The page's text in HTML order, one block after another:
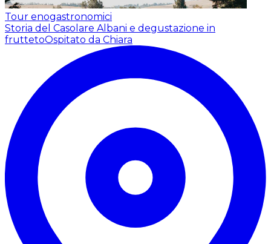
Tour enogastronomici
Storia del Casolare Albani e degustazione in
fruttetoOspitato da Chiara